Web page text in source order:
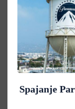
Spajanje